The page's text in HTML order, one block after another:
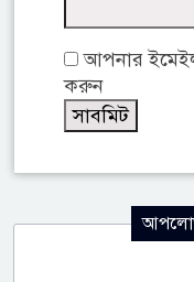
আপনার
করুন